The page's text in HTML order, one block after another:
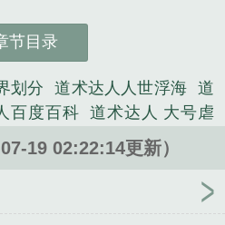
作的武侠类小说。
节目录
划分 道术达人人世浮海
道
百度百科
道术达人 大号虐
术达人TXT 道术达人浮浊苦
道 术什么意思
道术达人
19 02:22:14更新）